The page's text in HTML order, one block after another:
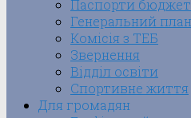
Паспорти
Генеральний план
Комісія з ТЕБ
Звернення
Відділ освіти
Спортивне життя
Для громадян